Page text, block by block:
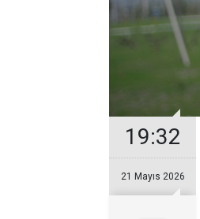
19:32
21 Mayıs 2026